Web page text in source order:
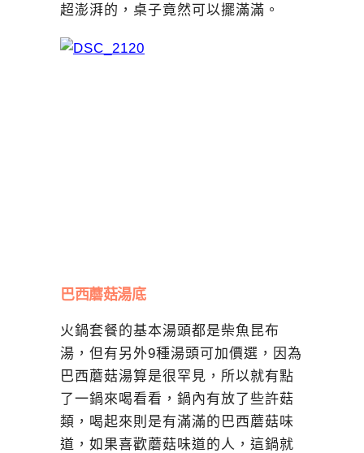
超澎湃的，桌子竟然可以擺滿滿。
巴西蘑菇湯底
火鍋套餐的基本湯頭都是柴魚昆布
湯，但有另外9種湯頭可加價選，因為
巴西蘑菇湯算是很罕見，所以就有點
了一鍋來喝看看，鍋內有放了些許菇
類，喝起來則是有滿滿的巴西蘑菇味
道，如果喜歡蘑菇味道的人，這鍋就